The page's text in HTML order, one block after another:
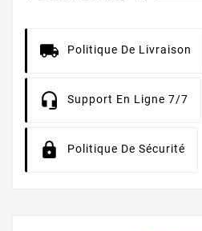
Politique De Livraison
Support En Ligne 7/7
Politique De Sécurité